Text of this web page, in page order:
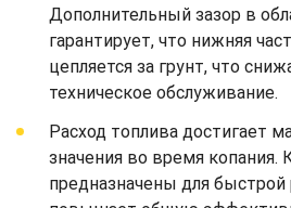
Дополнительный зазор в
гарантирует, что нижняя
цепляется за грунт, что
техническое обслуживание.
Расход топлива достигает
значения во время копания.
предназначены для быстрой